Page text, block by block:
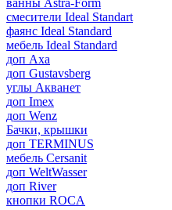
ванны Astra-Form
смесители Ideal Standart
фаянс Ideal Standard
мебель Ideal Standard
доп Axa
доп Gustavsberg
углы Акванет
доп Imex
доп Wenz
Бачки, крышки
доп TERMINUS
мебель Cersanit
доп WeltWasser
доп River
кнопки ROCA